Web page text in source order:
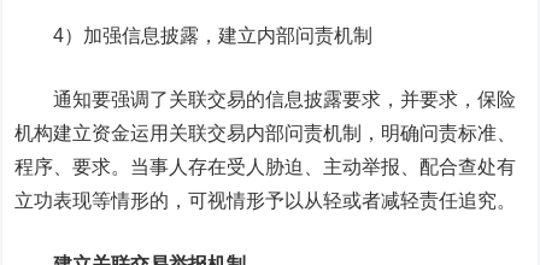
4）加强信息披露，建立内部问责机制
通知要强调了关联交易的信息披露要求，并要求，保险
机构建立资金运用关联交易内部问责机制，明确问责标准、
程序、要求。当事人存在受人胁迫、主动举报、配合查处有
立功表现等情形的，可视情形予以从轻或者减轻责任追究。